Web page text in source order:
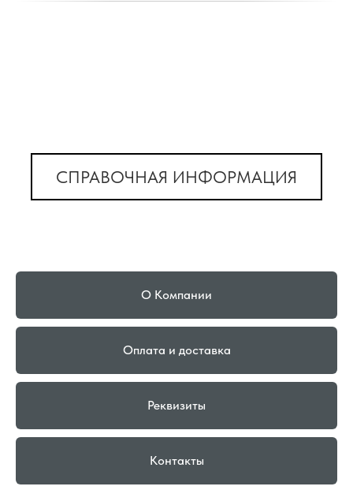
СПРАВОЧНАЯ ИНФОРМАЦИЯ
О Компании
Оплата и доставка
Реквизиты
Контакты